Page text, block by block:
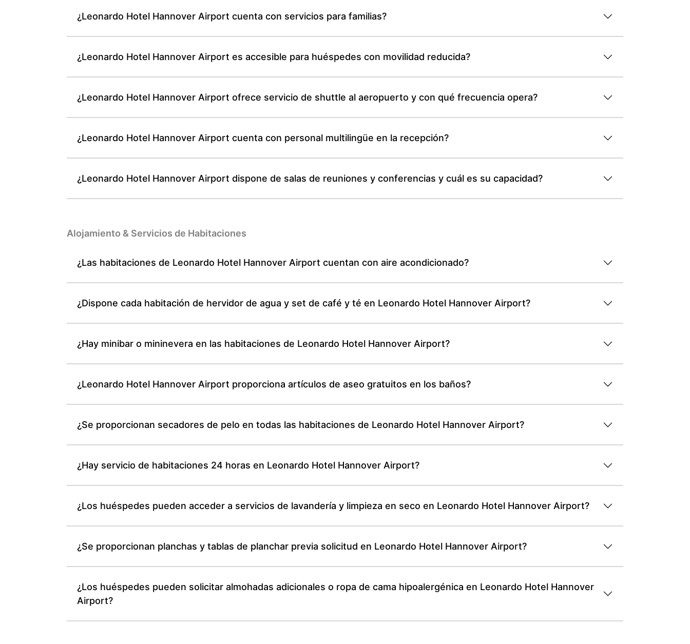
¿Leonardo Hotel Hannover Airport cuenta con servicios para familias?
¿Leonardo Hotel Hannover Airport es accesible para huéspedes con movilidad reducida?
¿Leonardo Hotel Hannover Airport ofrece servicio de shuttle al aeropuerto y con qué frecuencia opera?
¿Leonardo Hotel Hannover Airport cuenta con personal multilingüe en la recepción?
¿Leonardo Hotel Hannover Airport dispone de salas de reuniones y conferencias y cuál es su capacidad?
Alojamiento & Servicios de Habitaciones
¿Las habitaciones de Leonardo Hotel Hannover Airport cuentan con aire acondicionado?
¿Dispone cada habitación de hervidor de agua y set de café y té en Leonardo Hotel Hannover Airport?
¿Hay minibar o mininevera en las habitaciones de Leonardo Hotel Hannover Airport?
¿Leonardo Hotel Hannover Airport proporciona artículos de aseo gratuitos en los baños?
¿Se proporcionan secadores de pelo en todas las habitaciones de Leonardo Hotel Hannover Airport?
¿Hay servicio de habitaciones 24 horas en Leonardo Hotel Hannover Airport?
¿Los huéspedes pueden acceder a servicios de lavandería y limpieza en seco en Leonardo Hotel Hannover Airport?
¿Se proporcionan planchas y tablas de planchar previa solicitud en Leonardo Hotel Hannover Airport?
¿Los huéspedes pueden solicitar almohadas adicionales o ropa de cama hipoalergénica en Leonardo Hotel Hannover
Airport?